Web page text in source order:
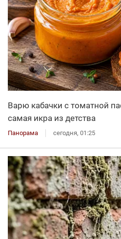
Варю кабачки с томатной
самая икра из детства
Панорама сегодня, 01:25